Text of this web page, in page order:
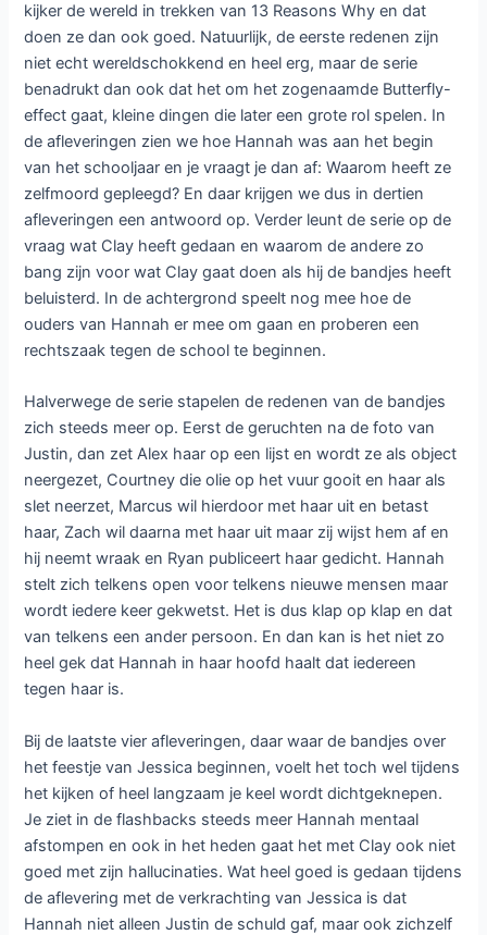
kijker de wereld in trekken van 13 Reasons Why en dat
doen ze dan ook goed. Natuurlijk, de eerste redenen zijn
niet echt wereldschokkend en heel erg, maar de serie
benadrukt dan ook dat het om het zogenaamde Butterfly-
effect gaat, kleine dingen die later een grote rol spelen. In
de afleveringen zien we hoe Hannah was aan het begin
van het schooljaar en je vraagt je dan af: Waarom heeft ze
zelfmoord gepleegd? En daar krijgen we dus in dertien
afleveringen een antwoord op. Verder leunt de serie op de
vraag wat Clay heeft gedaan en waarom de andere zo
bang zijn voor wat Clay gaat doen als hij de bandjes heeft
beluisterd. In de achtergrond speelt nog mee hoe de
ouders van Hannah er mee om gaan en proberen een
rechtszaak tegen de school te beginnen.
Halverwege de serie stapelen de redenen van de bandjes
zich steeds meer op. Eerst de geruchten na de foto van
Justin, dan zet Alex haar op een lijst en wordt ze als object
neergezet, Courtney die olie op het vuur gooit en haar als
slet neerzet, Marcus wil hierdoor met haar uit en betast
haar, Zach wil daarna met haar uit maar zij wijst hem af en
hij neemt wraak en Ryan publiceert haar gedicht. Hannah
stelt zich telkens open voor telkens nieuwe mensen maar
wordt iedere keer gekwetst. Het is dus klap op klap en dat
van telkens een ander persoon. En dan kan is het niet zo
heel gek dat Hannah in haar hoofd haalt dat iedereen
tegen haar is.
Bij de laatste vier afleveringen, daar waar de bandjes over
het feestje van Jessica beginnen, voelt het toch wel tijdens
het kijken of heel langzaam je keel wordt dichtgeknepen.
Je ziet in de flashbacks steeds meer Hannah mentaal
afstompen en ook in het heden gaat het met Clay ook niet
goed met zijn hallucinaties. Wat heel goed is gedaan tijdens
de aflevering met de verkrachting van Jessica is dat
Hannah niet alleen Justin de schuld gaf, maar ook zichzelf